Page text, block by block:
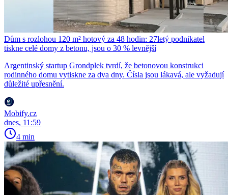
Dům s rozlohou 120 m² hotový za 48 hodin: 27letý podnikatel
tiskne celé domy z betonu, jsou o 30 % levnější
Argentinský startup Grondplek tvrdí, že betonovou konstrukci
rodinného domu vytiskne za dva dny. Čísla jsou lákavá, ale vyžadují
důležité upřesnění.
Mobify.cz
dnes, 11:59
4 min